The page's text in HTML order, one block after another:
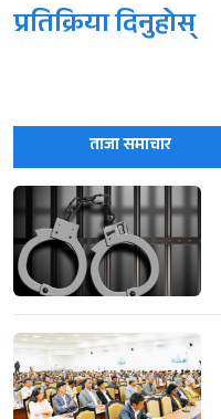
प्रतिक्रिया दिनुहोस्
ताजा समाचार